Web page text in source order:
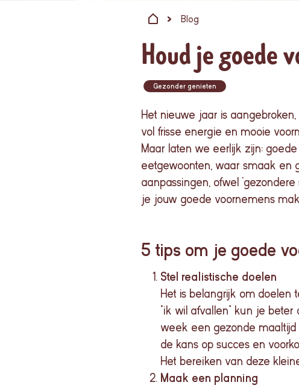
Blog
Houd je goede
Gezonder genieten
Het nieuwe jaar is aangebroken
vol frisse energie en mooie
Maar laten we eerlijk zijn: goede
eetgewoonten, waar smaak en
aanpassingen, ofwel
je jouw goede voornemens
5 tips om je goede
Stel realistische doelen
Het is belangrijk om doelen
“ik wil afvallen” kun je
week een gezonde maaltijd
de kans op succes en
Het bereiken van deze
Maak een planning